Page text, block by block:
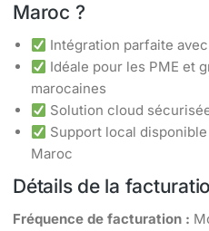
Maroc ?
Intégration parfaite
Idéale pour les PME et
marocaines
Solution cloud
Support local
Maroc
Détails de la
Fréquence de facturation :